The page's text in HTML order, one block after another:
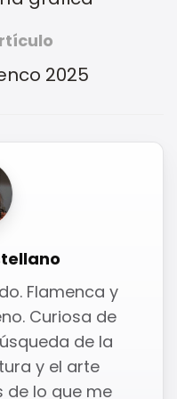
2025
Flamenca y
Curiosa de
de la
y el arte
de lo que me